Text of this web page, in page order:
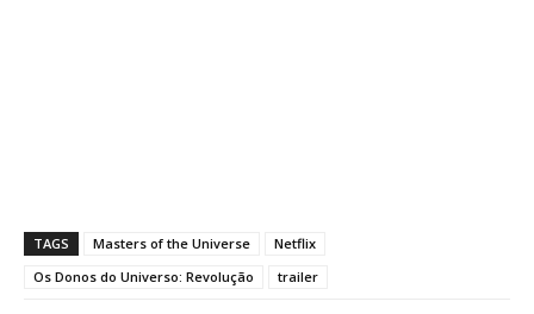
TAGS Masters of the Universe
Netflix
Os Donos do Universo: Revolução
trailer